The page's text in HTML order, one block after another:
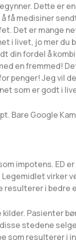
Dette er
medisiner
Det er mange
i livet, jo mer
din fordel å
en fremmed!
penger! Jeg vil
som er godt i
Bare Google
impotens. ED
virker
i
Pasienter
stedene
som resulterer i